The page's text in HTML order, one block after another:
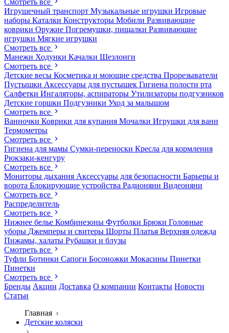
Смотреть все
Игрушечный транспорт Музыкальные игрушки Игровые
наборы Каталки Конструкторы Мобили Развивающие
коврики Оружие Погремушки, пищалки Развивающие
игрушки Мягкие игрушки
Смотреть все
Манежи Ходунки Качалки Шезлонги
Смотреть все
Детские весы Косметика и моющие средства Прорезыватели
Пустышки Аксессуары для пустышек Гигиена полости рта
Салфетки Ингаляторы, аспираторы Утилизаторы подгузников
Детские горшки Подгузники Уход за малышом
Смотреть все
Ванночки Коврики для купания Мочалки Игрушки для ванн
Термометры
Смотреть все
Гигиена для мамы Сумки-переноски Кресла для кормления
Рюкзаки-кенгуру
Смотреть все
Мониторы дыхания Аксессуары для безопасности Барьеры и
ворота Блокирующие устройства Радионяни Видеоняни
Смотреть все
Распределитель
Смотреть все
Нижнее белье Комбинезоны Футболки Брюки Головные
уборы Джемперы и свитеры Шорты Платья Верхняя одежда
Пижамы, халаты Рубашки и блузы
Смотреть все
Туфли Ботинки Сапоги Босоножки Мокасины Пинетки
Пинетки
Смотреть все
Бренды Акции Доставка О компании Контакты Новости
Статьи
Главная
Детские коляски